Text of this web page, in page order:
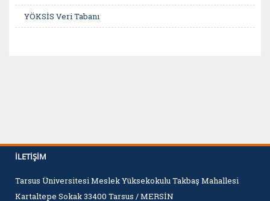
YÖKSİS Veri Tabanı
İLETIŞIM
Tarsus Üniversitesi Meslek Yüksekokulu Takbaş Mahallesi
Kartaltepe Sokak 33400 Tarsus / MERSİN